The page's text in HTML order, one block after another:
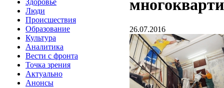
Здоровье
Люди
Происшествия
Образование
Культура
Аналитика
Вести с фронта
Точка зрения
Актуально
Анонсы
26.07.2016